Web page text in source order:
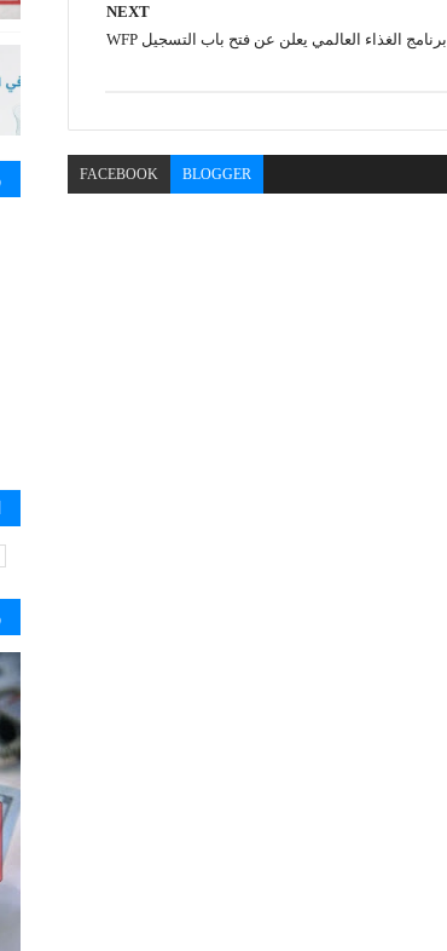
NEXT
برنامج الغذاء العالمي يعلن عن فتح باب التسجيل WFP
BLOGGER
FACEBOOK